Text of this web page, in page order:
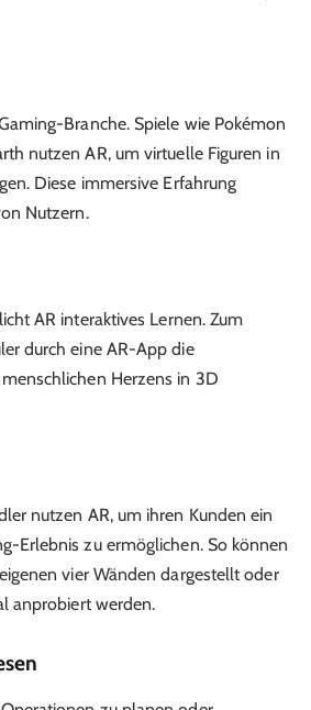
Branche. Spiele wie Pokémon
nutzen AR, um virtuelle Figuren in
Diese immersive Erfahrung
Nutzern.
AR interaktives Lernen. Zum
durch eine AR-App die
Herzens in 3D
nutzen AR, um ihren Kunden ein
Erlebnis zu ermöglichen. So können
vier Wänden dargestellt oder
anprobiert werden.